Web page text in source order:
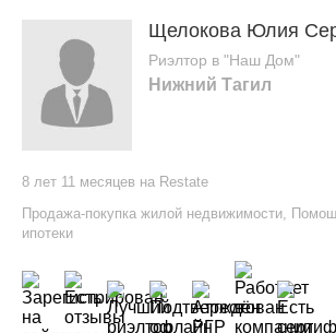
Щелокова Юлия
Риэлтор в "Наш Дом"
Нижний Тагил
8 лет 11 месяцев на Restate
Продажа-покупка жилой недвижимости
ипотеки